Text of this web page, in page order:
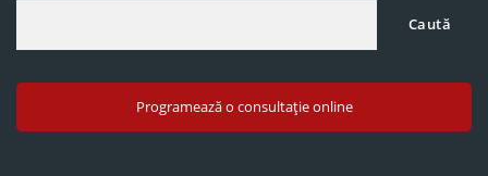
Caută
Programează o consultație online